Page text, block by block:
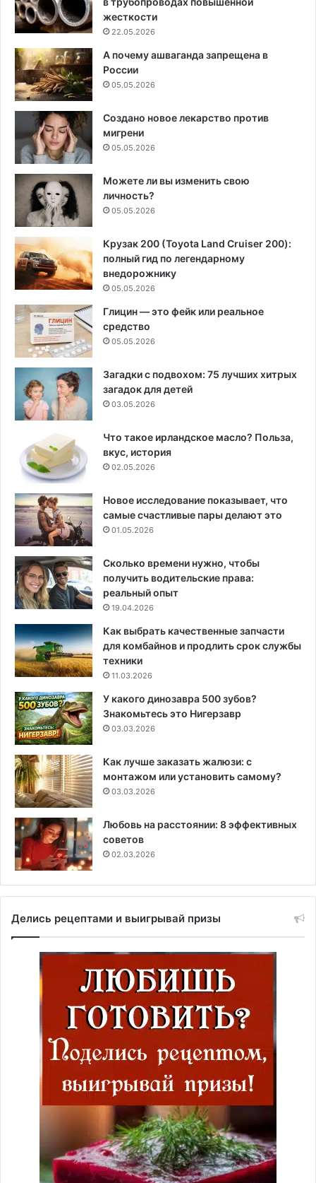
жесткости
22.05.2026
А почему ашваганда запрещена в
России
05.05.2026
Создано новое лекарство против
мигрени
05.05.2026
Можете ли вы изменить свою
личность?
05.05.2026
Крузак 200 (Toyota Land Cruiser 200):
полный гид по легендарному
внедорожнику
05.05.2026
Глицин — это фейк или реальное
средство
05.05.2026
Загадки с подвохом: 75 лучших хитрых
загадок для детей
03.05.2026
Что такое ирландское масло? Польза,
вкус, история
02.05.2026
Новое исследование показывает, что
самые счастливые пары делают это
01.05.2026
Сколько времени нужно, чтобы
получить водительские права:
реальный опыт
19.04.2026
Как выбрать качественные запчасти
для комбайнов и продлить срок службы
техники
11.03.2026
У какого динозавра 500 зубов?
Знакомьтесь это Нигерзавр
03.03.2026
Как лучше заказать жалюзи: с
монтажом или установить самому?
03.03.2026
Любовь на расстоянии: 8 эффективных
советов
02.03.2026
Делись рецептами и выигрывай призы